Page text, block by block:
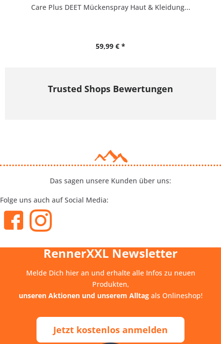
Care Plus DEET Mückenspray Haut & Kleidung...
59,99 € *
Trusted Shops Bewertungen
Das sagen unsere Kunden über uns:
Folge uns auch auf Social Media:
RennerXXL Newsletter
Melde Dich hier an und erhalte alle Infos zu neuen
Produkten,
unseren Aktionen und unserem Alltagals Onlineshop!
Jetzt kostenlos anmelden